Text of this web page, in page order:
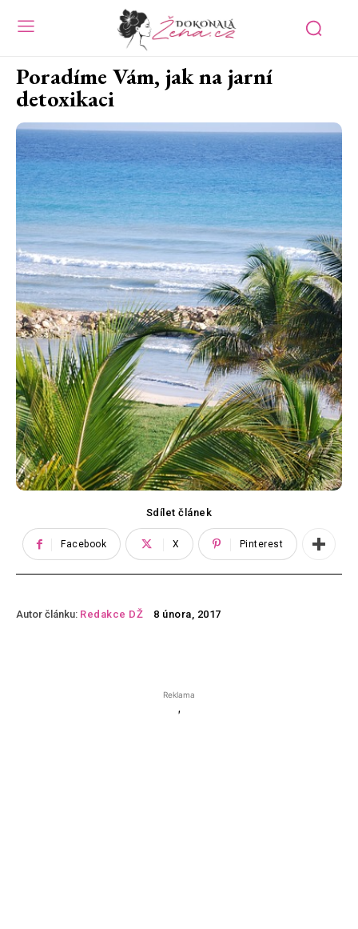
Poradíme Vám, jak na jarní
detoxikaci
Sdílet článek
Facebook X Pinterest
Autor článku: Redakce DŽ 8 února, 2017
Reklama
'